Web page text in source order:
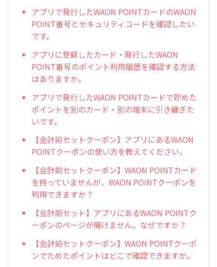
アプリで発行したWAON POINTカードのWAON
POINT番号とセキュリティコードを確認したい
です。
アプリに登録したカード・発行したWAON
POINT番号のポイント利用履歴を確認する方法
はありますか。
アプリで発行したWAON POINTカードで貯めた
ポイントを別のカード・別の端末に引き継ぎた
いです。
【会計前セットクーポン】アプリにあるWAON
POINTクーポンの使い方を教えてください。
【会計前セットクーポン】WAON POINTカード
を持っていませんが、WAON POINTクーポンを
利用できますか？
【会計前セット】アプリにあるWAON POINTク
ーポンのページが開けません。なぜですか？
【会計前セットクーポン】WAON POINTクーポ
ンでためたポイントはどこで確認できますか。